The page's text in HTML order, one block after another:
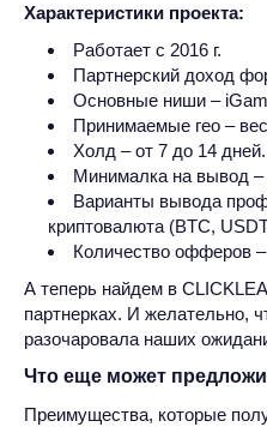
Характеристики проекта:
Работает с 2016 г.
Партнерский доход
Основные ниши –
Принимаемые гео –
Холд – от 7 до 14 дней.
Минималка на вывод –
Варианты вывода
криптовалюта (BTC,
Количество офферов
А теперь найдем в
партнерках. И желательно,
разочаровала наших
Что еще может
Преимущества, которые